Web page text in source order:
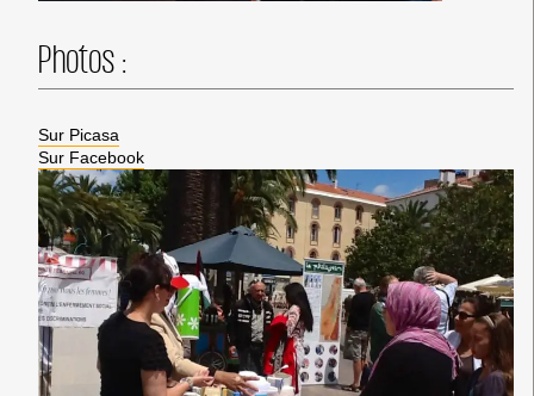
Photos :
Sur Picasa
Sur Facebook